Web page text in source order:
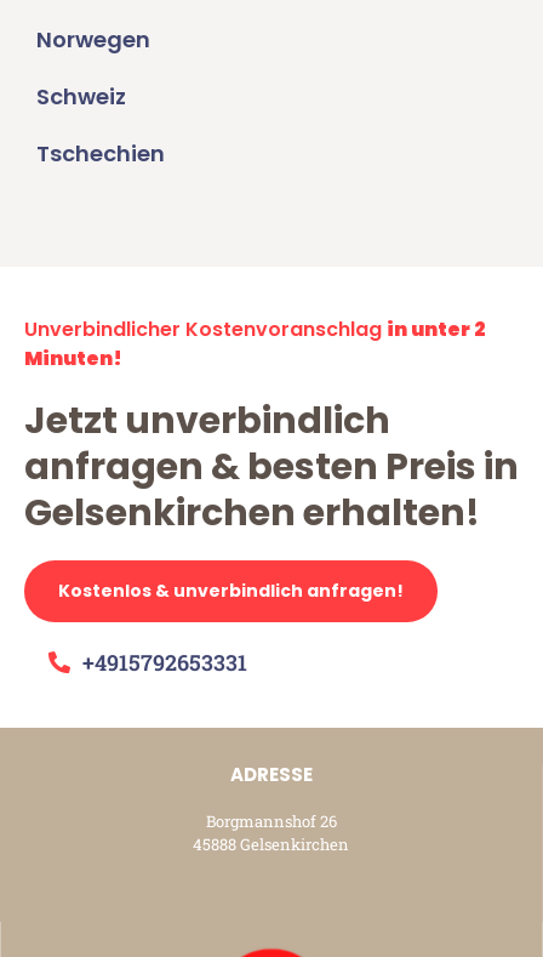
Norwegen
Schweiz
Tschechien
Unverbindlicher Kostenvoranschlag in unter 2
Minuten!
Jetzt unverbindlich
anfragen & besten Preis in
Gelsenkirchen erhalten!
Kostenlos & unverbindlich anfragen!
+4915792653331
ADRESSE
Borgmannshof 26
45888 Gelsenkirchen